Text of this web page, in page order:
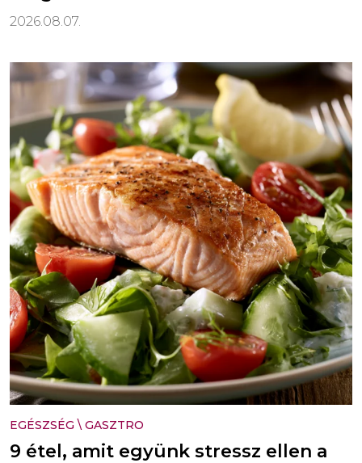
2026.08.07.
EGÉSZSÉG \ GASZTRO
9 étel, amit együnk stressz ellen a